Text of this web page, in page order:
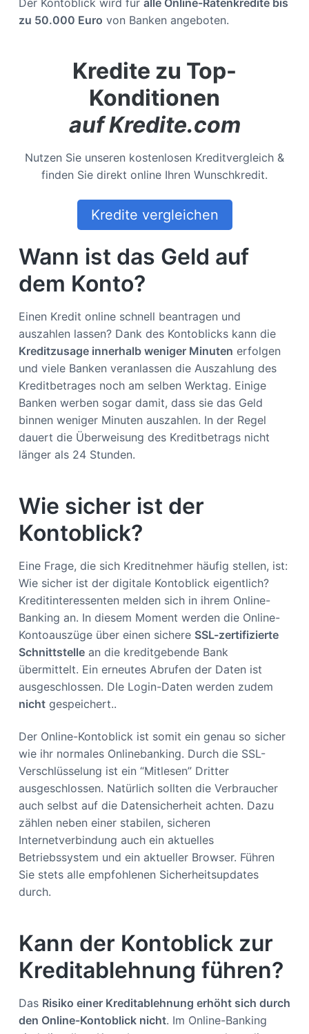
zu 50.000 Euro von Banken angeboten.
Kredite zu Top-
Konditionen
auf Kredite.com
Nutzen Sie unseren kostenlosen Kreditvergleich &
finden Sie direkt online Ihren Wunschkredit.
Kredite vergleichen
Wann ist das Geld auf
dem Konto?
Einen Kredit online schnell beantragen und
auszahlen lassen? Dank des Kontoblicks kann die
Kreditzusage innerhalb weniger Minuten erfolgen
und viele Banken veranlassen die Auszahlung des
Kreditbetrages noch am selben Werktag. Einige
Banken werben sogar damit, dass sie das Geld
binnen weniger Minuten auszahlen. In der Regel
dauert die Überweisung des Kreditbetrags nicht
länger als 24 Stunden.
Wie sicher ist der
Kontoblick?
Eine Frage, die sich Kreditnehmer häufig stellen, ist:
Wie sicher ist der digitale Kontoblick eigentlich?
Kreditinteressenten melden sich in ihrem Online-
Banking an. In diesem Moment werden die Online-
Kontoauszüge über einen sichere SSL-zertifizierte
Schnittstellean die kreditgebende Bank
übermittelt. Ein erneutes Abrufen der Daten ist
ausgeschlossen. DIe Login-Daten werden zudem
nichtgespeichert..
Der Online-Kontoblick ist somit ein genau so sicher
wie ihr normales Onlinebanking. Durch die SSL-
Verschlüsselung ist ein “Mitlesen” Dritter
ausgeschlossen. Natürlich sollten die Verbraucher
auch selbst auf die Datensicherheit achten. Dazu
zählen neben einer stabilen, sicheren
Internetverbindung auch ein aktuelles
Betriebssystem und ein aktueller Browser. Führen
Sie stets alle empfohlenen Sicherheitsupdates
durch.
Kann der Kontoblick zur
Kreditablehnung führen?
Das Risiko einer Kreditablehnung erhöht sich durch
den Online-Kontoblick nicht. Im Online-Banking